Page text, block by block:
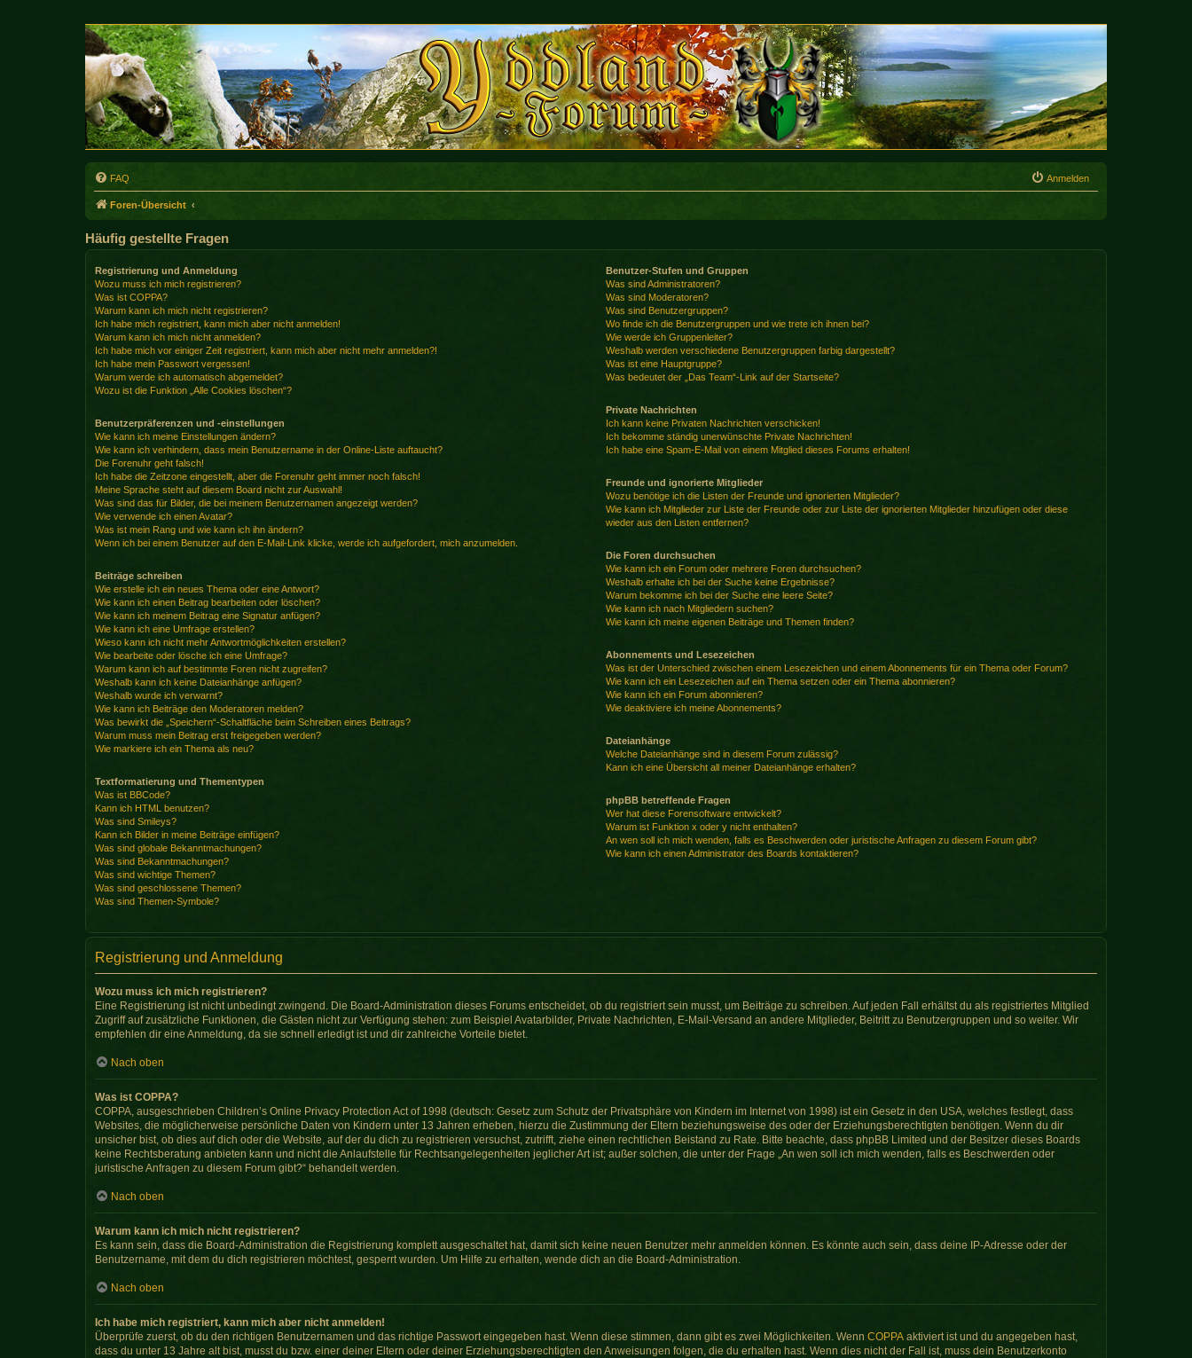
FAQ Anmelden
Foren-Übersicht
Häufig gestellte Fragen
Registrierung und Anmeldung
Wozu muss ich mich registrieren?
Was ist COPPA?
Warum kann ich mich nicht registrieren?
Ich habe mich registriert, kann mich aber nicht anmelden!
Warum kann ich mich nicht anmelden?
Ich habe mich vor einiger Zeit registriert, kann mich aber nicht mehr anmelden?!
Ich habe mein Passwort vergessen!
Warum werde ich automatisch abgemeldet?
Wozu ist die Funktion „Alle Cookies löschen“?
Benutzerpräferenzen und -einstellungen
Wie kann ich meine Einstellungen ändern?
Wie kann ich verhindern, dass mein Benutzername in der Online-Liste auftaucht?
Die Forenuhr geht falsch!
Ich habe die Zeitzone eingestellt, aber die Forenuhr geht immer noch falsch!
Meine Sprache steht auf diesem Board nicht zur Auswahl!
Was sind das für Bilder, die bei meinem Benutzernamen angezeigt werden?
Wie verwende ich einen Avatar?
Was ist mein Rang und wie kann ich ihn ändern?
Wenn ich bei einem Benutzer auf den E-Mail-Link klicke, werde ich aufgefordert, mich anzumelden.
Beiträge schreiben
Wie erstelle ich ein neues Thema oder eine Antwort?
Wie kann ich einen Beitrag bearbeiten oder löschen?
Wie kann ich meinem Beitrag eine Signatur anfügen?
Wie kann ich eine Umfrage erstellen?
Wieso kann ich nicht mehr Antwortmöglichkeiten erstellen?
Wie bearbeite oder lösche ich eine Umfrage?
Warum kann ich auf bestimmte Foren nicht zugreifen?
Weshalb kann ich keine Dateianhänge anfügen?
Weshalb wurde ich verwarnt?
Wie kann ich Beiträge den Moderatoren melden?
Was bewirkt die „Speichern“-Schaltfläche beim Schreiben eines Beitrags?
Warum muss mein Beitrag erst freigegeben werden?
Wie markiere ich ein Thema als neu?
Textformatierung und Thementypen
Was ist BBCode?
Kann ich HTML benutzen?
Was sind Smileys?
Kann ich Bilder in meine Beiträge einfügen?
Was sind globale Bekanntmachungen?
Was sind Bekanntmachungen?
Was sind wichtige Themen?
Was sind geschlossene Themen?
Was sind Themen-Symbole?
Benutzer-Stufen und Gruppen
Was sind Administratoren?
Was sind Moderatoren?
Was sind Benutzergruppen?
Wo finde ich die Benutzergruppen und wie trete ich ihnen bei?
Wie werde ich Gruppenleiter?
Weshalb werden verschiedene Benutzergruppen farbig dargestellt?
Was ist eine Hauptgruppe?
Was bedeutet der „Das Team“-Link auf der Startseite?
Private Nachrichten
Ich kann keine Privaten Nachrichten verschicken!
Ich bekomme ständig unerwünschte Private Nachrichten!
Ich habe eine Spam-E-Mail von einem Mitglied dieses Forums erhalten!
Freunde und ignorierte Mitglieder
Wozu benötige ich die Listen der Freunde und ignorierten Mitglieder?
Wie kann ich Mitglieder zur Liste der Freunde oder zur Liste der ignorierten Mitglieder hinzufügen oder diese
wieder aus den Listen entfernen?
Die Foren durchsuchen
Wie kann ich ein Forum oder mehrere Foren durchsuchen?
Weshalb erhalte ich bei der Suche keine Ergebnisse?
Warum bekomme ich bei der Suche eine leere Seite?
Wie kann ich nach Mitgliedern suchen?
Wie kann ich meine eigenen Beiträge und Themen finden?
Abonnements und Lesezeichen
Was ist der Unterschied zwischen einem Lesezeichen und einem Abonnements für ein Thema oder Forum?
Wie kann ich ein Lesezeichen auf ein Thema setzen oder ein Thema abonnieren?
Wie kann ich ein Forum abonnieren?
Wie deaktiviere ich meine Abonnements?
Dateianhänge
Welche Dateianhänge sind in diesem Forum zulässig?
Kann ich eine Übersicht all meiner Dateianhänge erhalten?
phpBB betreffende Fragen
Wer hat diese Forensoftware entwickelt?
Warum ist Funktion x oder y nicht enthalten?
An wen soll ich mich wenden, falls es Beschwerden oder juristische Anfragen zu diesem Forum gibt?
Wie kann ich einen Administrator des Boards kontaktieren?
Registrierung und Anmeldung
Wozu muss ich mich registrieren?
Eine Registrierung ist nicht unbedingt zwingend. Die Board-Administration dieses Forums entscheidet, ob du registriert sein musst, um Beiträge zu schreiben. Auf jeden Fall erhältst du als registriertes Mitglied
Zugriff auf zusätzliche Funktionen, die Gästen nicht zur Verfügung stehen: zum Beispiel Avatarbilder, Private Nachrichten, E-Mail-Versand an andere Mitglieder, Beitritt zu Benutzergruppen und so weiter. Wir
empfehlen dir eine Anmeldung, da sie schnell erledigt ist und dir zahlreiche Vorteile bietet.
Nach oben
Was ist COPPA?
COPPA, ausgeschrieben Children’s Online Privacy Protection Act of 1998 (deutsch: Gesetz zum Schutz der Privatsphäre von Kindern im Internet von 1998) ist ein Gesetz in den USA, welches festlegt, dass
Websites, die möglicherweise persönliche Daten von Kindern unter 13 Jahren erheben, hierzu die Zustimmung der Eltern beziehungsweise des oder der Erziehungsberechtigten benötigen. Wenn du dir
unsicher bist, ob dies auf dich oder die Website, auf der du dich zu registrieren versuchst, zutrifft, ziehe einen rechtlichen Beistand zu Rate. Bitte beachte, dass phpBB Limited und der Besitzer dieses Boards
keine Rechtsberatung anbieten kann und nicht die Anlaufstelle für Rechtsangelegenheiten jeglicher Art ist; außer solchen, die unter der Frage „An wen soll ich mich wenden, falls es Beschwerden oder
juristische Anfragen zu diesem Forum gibt?“ behandelt werden.
Nach oben
Warum kann ich mich nicht registrieren?
Es kann sein, dass die Board-Administration die Registrierung komplett ausgeschaltet hat, damit sich keine neuen Benutzer mehr anmelden können. Es könnte auch sein, dass deine IP-Adresse oder der
Benutzername, mit dem du dich registrieren möchtest, gesperrt wurden. Um Hilfe zu erhalten, wende dich an die Board-Administration.
Nach oben
Ich habe mich registriert, kann mich aber nicht anmelden!
Überprüfe zuerst, ob du den richtigen Benutzernamen und das richtige Passwort eingegeben hast. Wenn diese stimmen, dann gibt es zwei Möglichkeiten. Wenn COPPA aktiviert ist und du angegeben hast,
dass du unter 13 Jahre alt bist, musst du bzw. einer deiner Eltern oder deiner Erziehungsberechtigten den Anweisungen folgen, die du erhalten hast. Wenn dies nicht der Fall ist, muss dein Benutzerkonto